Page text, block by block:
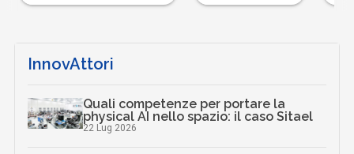
InnovAttori
Quali competenze per portare la
physical AI nello spazio: il caso Sitael
22 Lug 2026